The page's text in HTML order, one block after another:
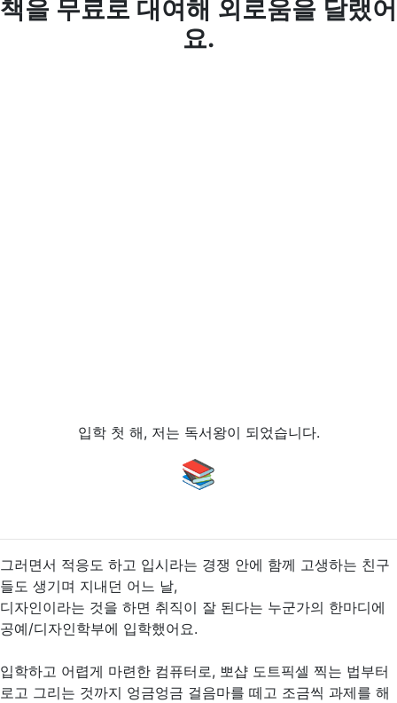
책을 무료로 대여해 외로움을 달랬어
요.
입학 첫 해, 저는 독서왕이 되었습니다.
📚
그러면서 적응도 하고 입시라는 경쟁 안에 함께 고생하는 친구
들도 생기며 지내던 어느 날,
디자인이라는 것을 하면 취직이 잘 된다는 누군가의 한마디에
공예/디자인학부에 입학했어요.
입학하고 어렵게 마련한 컴퓨터로, 뽀샵 도트픽셀 찍는 법부터
로고 그리는 것까지 엉금엉금 걸음마를 떼고 조금씩 과제를 해